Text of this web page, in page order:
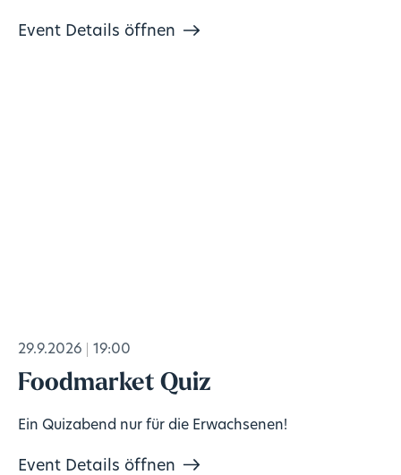
Event Details öffnen
29.9.2026 19:00
Foodmarket Quiz
Ein Quizabend nur für die Erwachsenen!
Event Details öffnen